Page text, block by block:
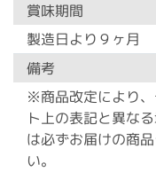
賞味期間
製造日より９ヶ月
備考
※商品改定により
ト上の表記と異な
は必ずお届けの商
い。